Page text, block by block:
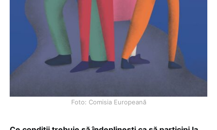
Foto: Comisia Europeană